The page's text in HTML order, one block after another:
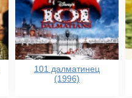
101 далматинец
(1996)